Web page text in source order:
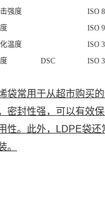
强度 ISO
ISO
温度
ISO
DSC ISO
袋常用于从超市购买
密封性强，可以有效
性。此外，LDPE袋还
。